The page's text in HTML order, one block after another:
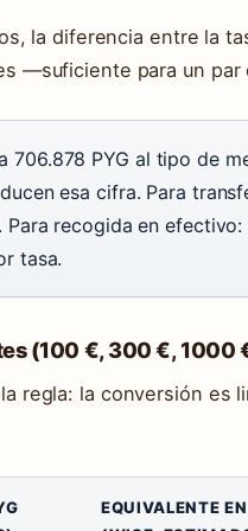
la diferencia entre la
—suficiente para un
706.878 PYG al tipo de
esa cifra. Para
recogida en
tasa.
(100 €, 300 €, 1000
regla: la conversión es
EQUIVALENTE